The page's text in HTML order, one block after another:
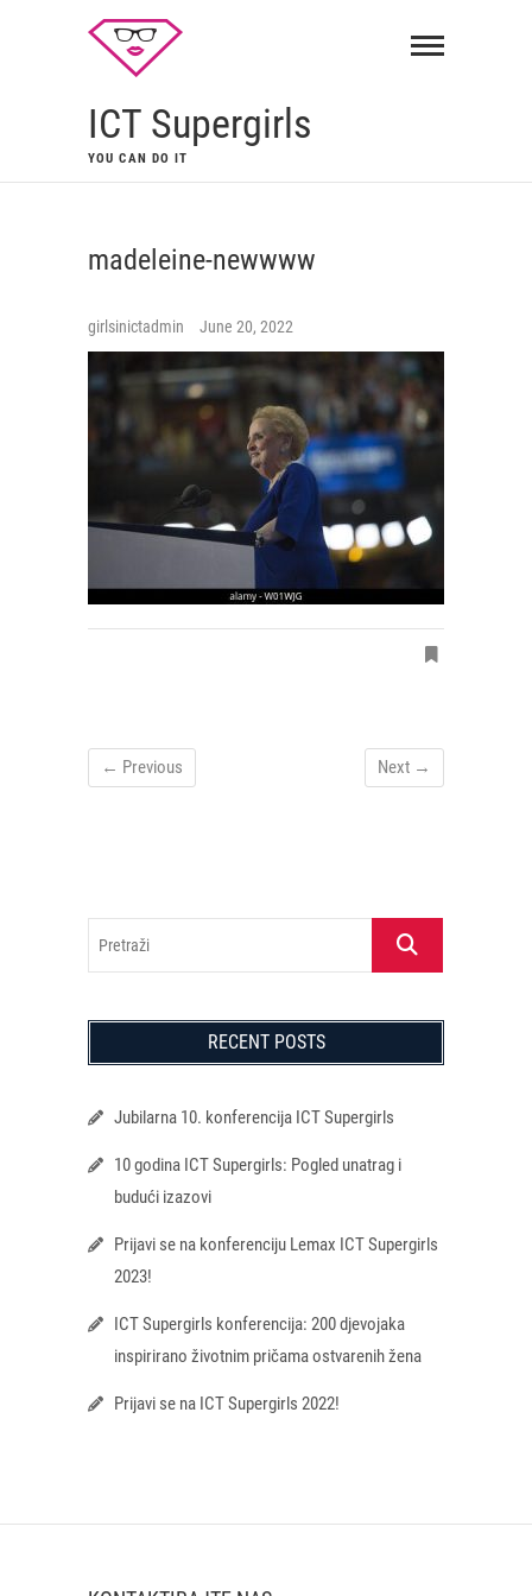
ICT Supergirls
YOU CAN DO IT
madeleine-newwww
girlsinictadmin June 20, 2022
← Previous Next →
Pretraži
RECENT POSTS
Jubilarna 10. konferencija ICT Supergirls
10 godina ICT Supergirls: Pogled unatrag i
budući izazovi
Prijavi se na konferenciju Lemax ICT Supergirls
2023!
ICT Supergirls konferencija: 200 djevojaka
inspirirano životnim pričama ostvarenih žena
Prijavi se na ICT Supergirls 2022!